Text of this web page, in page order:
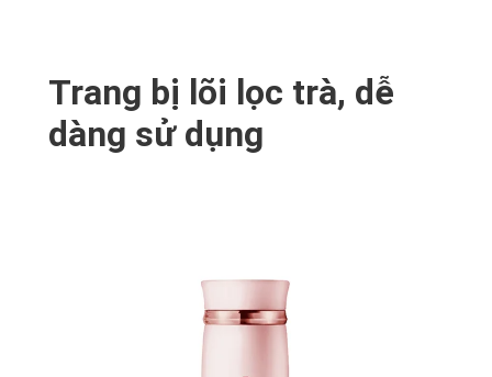
Trang bị lõi lọc trà, dễ
dàng sử dụng